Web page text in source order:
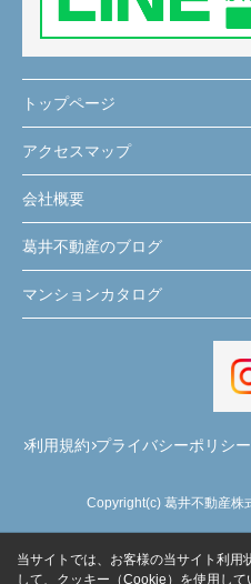
トップページ
アクセスマップ
会社概要
葛井不動産のブログ
マンションカタログ
利用規約 プライバシーポリシー
Copyright(c) 葛井不動産株
当サイトでは、お客様の当サイト利用
して、クッキー（Cookie）を使用して